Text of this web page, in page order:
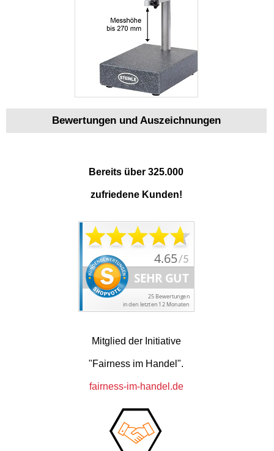
Bewertungen und Auszeichnungen
Bereits über 325.000
zufriedene Kunden!
Mitglied der Initiative
"Fairness im Handel".
fairness-im-handel.de